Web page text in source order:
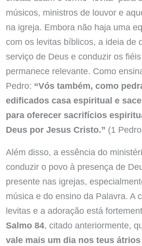
músicos, ministros de louvor e
na igreja. Embora não haja uma
com os levitas bíblicos, a ideia de
serviço de Deus e conduzir os
permanece relevante. Como
Pedro: “Vós também, como
edificados casa espiritual e
para oferecer sacrifícios
Deus por Jesus Cristo.” (1
Além disso, a essência do
conduzir o povo à presença de
presente nas igrejas,
música e do ensino da Palavra. A
levitas e a adoração está
Salmo 84, citado anteriormente,
vale mais um dia nos teus